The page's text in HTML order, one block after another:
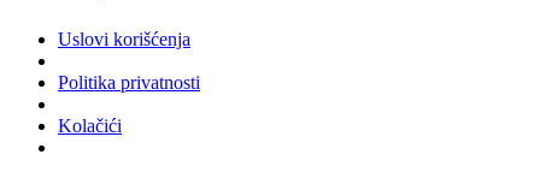
Uslovi korišćenja
Politika privatnosti
Kolačići